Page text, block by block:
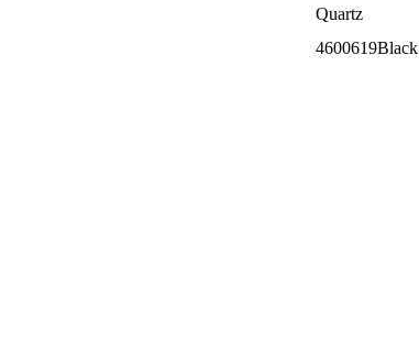
Quartz
4600619Black